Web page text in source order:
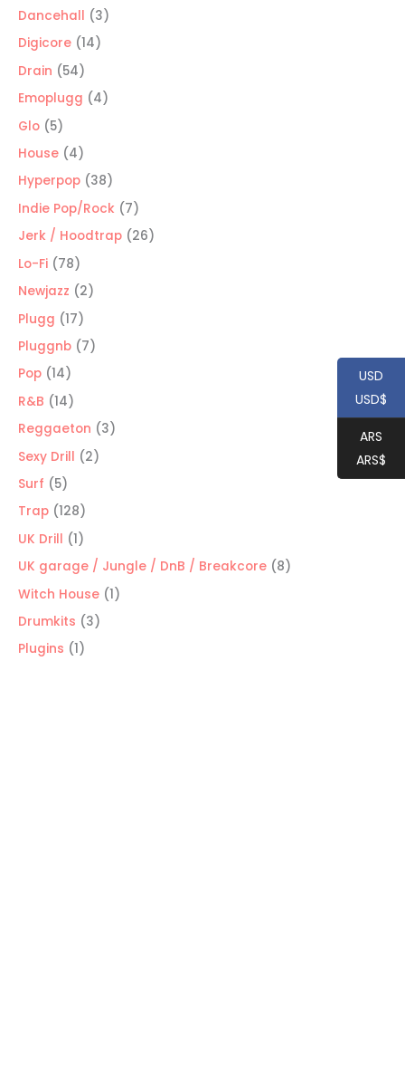
productos
Dancehall 33
Digicore 1414
Drain 5454
productos
Emoplugg 44
Glo 55
productos
House 44
productos
Hyperpop 3838
productos
Indie Pop/Rock 77
productos
Jerk / Hoodtrap 2626
Lo-Fi 7878
productos
Newjazz 22
Plugg 1717
productos
Pluggnb 77
Pop 1414
productos
R&B 1414
productos
Reggaeton 33
Sexy Drill 22
Surf 55
productos
Trap 128128
productos
UK Drill 11
producto
UK garage / Jungle / DnB / Breakcore 88
Witch House 11
Drumkits 33
Plugins 11
USD
USD$
ARS
ARS$